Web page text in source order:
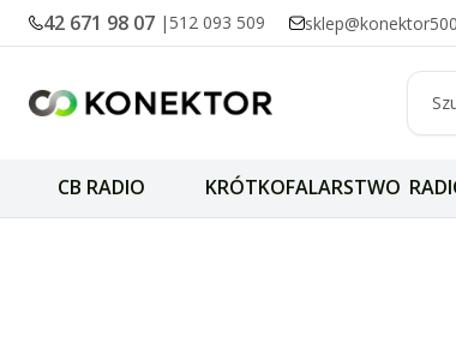
42 671 98 07 | 512 093 509
CB RADIO KRÓTKOFALARSTWO